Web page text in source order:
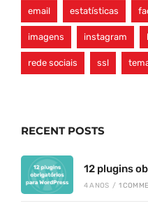
email estatísticas
imagens instagram
rede sociais ssl
RECENT POSTS
12 plugins
4 ANOS / 1